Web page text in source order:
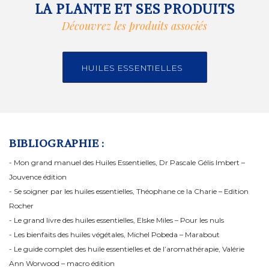
LA PLANTE ET SES PRODUITS
Découvrez les produits associés
HUILES ESSENTIELLES
BIBLIOGRAPHIE :
- Mon grand manuel des Huiles Essentielles, Dr Pascale Gélis Imbert –
Jouvence édition
- Se soigner par les huiles essentielles, Théophane ce la Charie – Edition
Rocher
- Le grand livre des huiles essentielles, Elske Miles – Pour les nuls
- Les bienfaits des huiles végétales, Michel Pobeda – Marabout
- Le guide complet des huile essentielles et de l’aromathérapie, Valérie
Ann Worwood – macro édition